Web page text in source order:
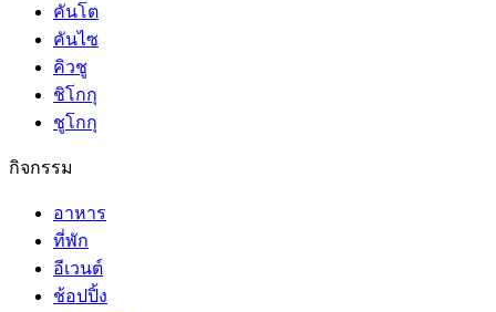
คันโต
คันไซ
คิวชู
ชิโกกุ
ชูโกกุ
กิจกรรม
อาหาร
ที่พัก
อีเวนต์
ช้อปปิ้ง